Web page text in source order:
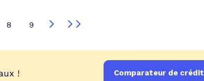
8 9
! Comparateur de crédit